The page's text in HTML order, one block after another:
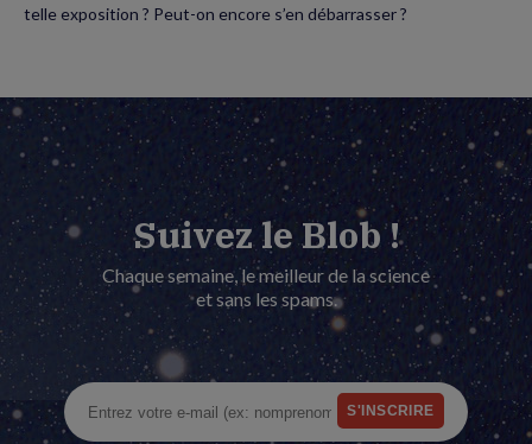
telle exposition ? Peut-on encore s’en débarrasser ?
Suivez le Blob !
Chaque semaine, le meilleur de la science
et sans les spams.